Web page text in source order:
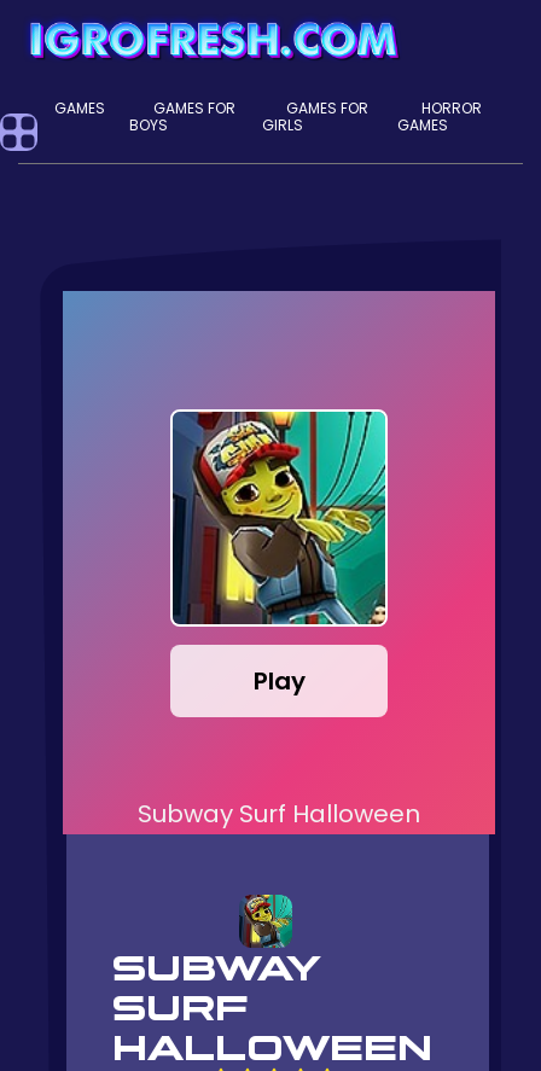
GAMES
GAMES FOR
BOYS
GAMES FOR
GIRLS
HORROR
GAMES
Play
Subway Surf Halloween
SUBWAY
SURF
HALLOWEEN